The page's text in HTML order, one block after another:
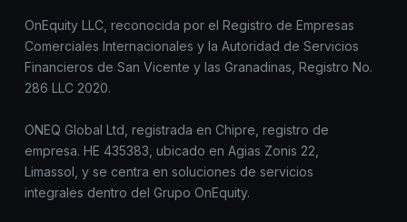
OnEquity LLC, reconocida por el Registro de Empresas
Comerciales Internacionales y la Autoridad de Servicios
Financieros de San Vicente y las Granadinas, Registro No.
286 LLC 2020.
ONEQ Global Ltd, registrada en Chipre, registro de
empresa. HE 435383, ubicado en Agias Zonis 22,
Limassol, y se centra en soluciones de servicios
integrales dentro del Grupo OnEquity.